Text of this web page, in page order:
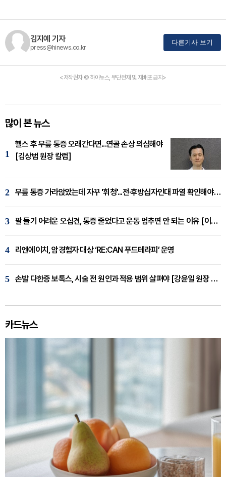
김지예 기자
press@hinews.co.kr
다른기사 보기
<저작권자 © 하이뉴스, 무단전재 및 재배포 금지>
많이 본 뉴스
1
헬스 후 무릎 통증 오래간다면...연골 손상 의심해야
[김상범 원장 칼럼]
2 무릎 통증 가라앉았는데 자꾸 '휘청'...전·후방십자인대 파열 확인해야 [곽우경 원장 칼럼]
3 팔 들기 어려운 오십견, 통증 줄었다고 운동 멈추면 안 되는 이유 [이병욱 원장 칼럼]
4 리엔에이치, 암경험자 대상 ‘RE:CAN 푸드테라피’ 운영
5 손발 다한증 보톡스, 시술 전 원인과 적용 범위 살펴야 [강윤일 원장 칼럼]
카드뉴스